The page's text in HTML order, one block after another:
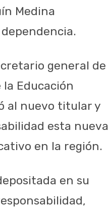
Medina
general de
Educación
al nuevo titular y
esta nueva
en la región.
en su